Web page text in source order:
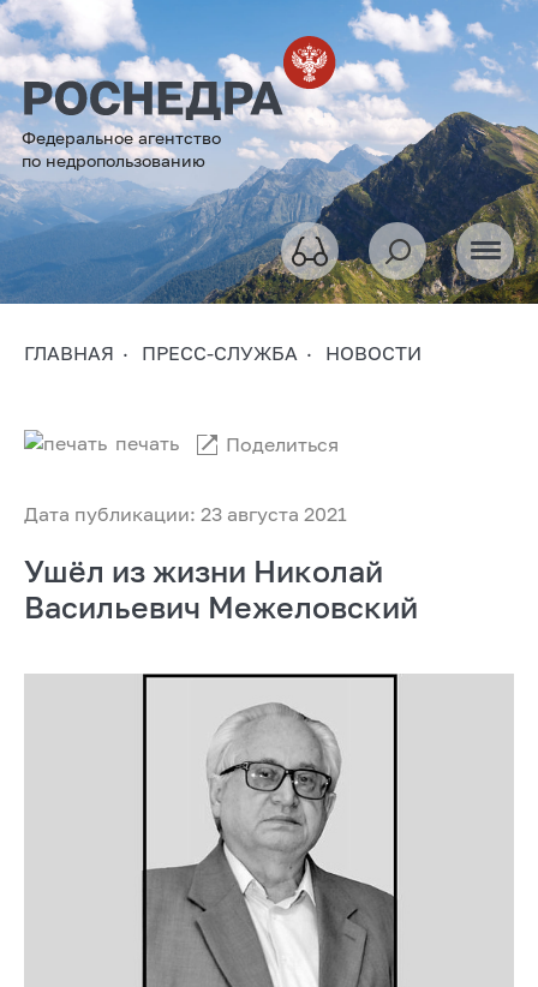
Федеральное агентство
по недропользованию
ГЛАВНАЯ ПРЕСС-СЛУЖБА НОВОСТИ
Дата публикации: 23 августа 2021
печать Поделиться
Ушёл из жизни Николай
Васильевич Межеловский